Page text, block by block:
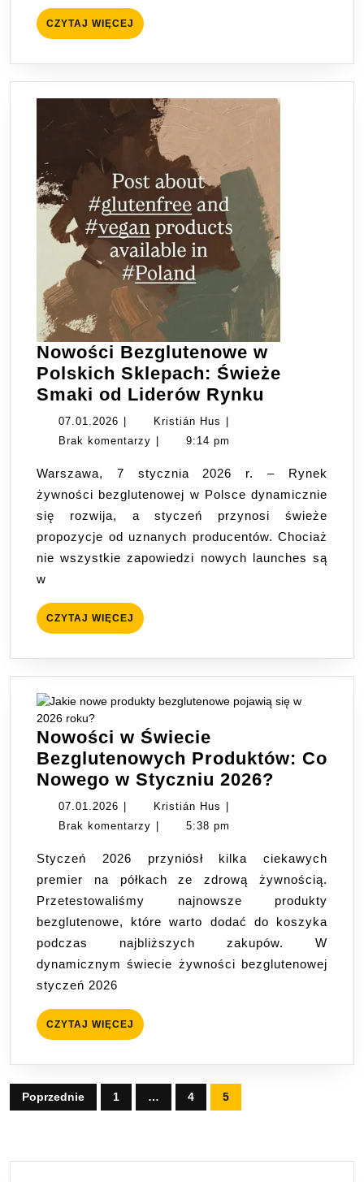
CZYTAJ WIĘCEJ CZYTAJ
WIĘCEJ
Nowości Bezglutenowe w
Polskich Sklepach: Świeże
Smaki od Liderów Rynku
Sklepach:
Świeże
Smaki
od
Liderów
07.01.2026 07.01.2026Kristián Hus Kristián
Hus
Brak komentarzy
9:14 pm
Warszawa, 7 stycznia 2026 r. – Rynek
żywności bezglutenowej w Polsce dynamicznie
się rozwija, a styczeń przynosi świeże
propozycje od uznanych producentów. Chociaż
nie wszystkie zapowiedzi nowych launches są
w
CZYTAJ WIĘCEJ CZYTAJ
WIĘCEJ
Nowości w Świecie
Bezglutenowych Produktów: Co
Nowego w Styczniu 2026?
Co
Nowego
w
Styczniu
2026?
07.01.2026 07.01.2026Kristián Hus Kristián
Hus
Brak komentarzy
5:38 pm
Styczeń 2026 przyniósł kilka ciekawych
premier na półkach ze zdrową żywnością.
Przetestowaliśmy najnowsze produkty
bezglutenowe, które warto dodać do koszyka
podczas najbliższych zakupów. W
dynamicznym świecie żywności bezglutenowej
styczeń 2026
CZYTAJ WIĘCEJ CZYTAJ
WIĘCEJ
Stronicowanie
wpisów
Poprzednie 1 … 4 5